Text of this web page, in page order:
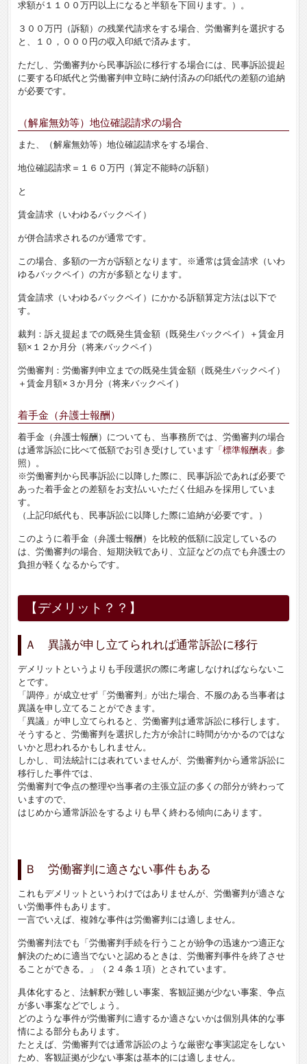
求額が１１００万円以上になると半額を下回ります。）。
３００万円（訴額）の残業代請求をする場合、労働審判を選択する
と、１０，０００円の収入印紙で済みます。
ただし、労働審判から民事訴訟に移行する場合には、民事訴訟提起
に要する印紙代と労働審判申立時に納付済みの印紙代の差額の追納
が必要です。
（解雇無効等）地位確認請求の場合
また、（解雇無効等）地位確認請求をする場合、
地位確認請求＝１６０万円（算定不能時の訴額）
と
賃金請求（いわゆるバックペイ）
が併合請求されるのが通常です。
この場合、多額の一方が訴額となります。※通常は賃金請求（いわ
ゆるバックペイ）の方が多額となります。
賃金請求（いわゆるバックペイ）にかかる訴額算定方法は以下で
す。
裁判：訴え提起までの既発生賃金額（既発生バックペイ）＋賃金月
額× １２か月分 （将来バックペイ）
労働審判：労働審判申立までの既発生賃金額（既発生バックペイ）
＋賃金月額× ３か月分 （将来バックペイ）
着手金（弁護士報酬）
着手金（弁護士報酬）についても、当事務所では、労働審判の場合
は通常訴訟に比べて低額でお引き受けしています 「標準報酬表」参
照）。
※労働審判から民事訴訟に以降した際に、民事訴訟であれば必要で
あった着手金との差額をお支払いいただく仕組みを採用していま
す。
（上記印紙代も、民事訴訟に以降した際に追納が必要です。）
このように着手金（弁護士報酬）を比較的低額に設定しているの
は、労働審判の場合、短期決戦であり、立証などの点でも弁護士の
負担が軽くなるからです。
【デメリット？？】
Ａ 異議が申し立てられれば通常訴訟に移行
デメリットというよりも手段選択の際に考慮しなければならないこ
とです。
「調停」が成立せず「労働審判」が出た場合、不服のある当事者は
異議を申し立てることができます。
「異議」が申し立てられると、労働審判は通常訴訟に移行します。
そうすると、労働審判を選択した方が余計に時間がかかるのではな
いかと思われるかもしれません。
しかし、司法統計には表れていませんが、労働審判から通常訴訟に
移行した事件では、
労働審判で争点の整理や当事者の主張立証の多くの部分が終わって
いますので、
はじめから通常訴訟をするよりも早く終わる傾向にあります。
Ｂ 労働審判に適さない事件もある
これもデメリットというわけではありませんが、労働審判が適さな
い労働事件もあります。
一言でいえば、複雑な事件は労働審判には適しません。
労働審判法でも「労働審判手続を行うことが紛争の迅速かつ適正な
解決のために適当でないと認めるときは、労働審判事件を終了させ
ることができる。」（２４条１項）とされています。
具体化すると、法解釈が難しい事案、客観証拠が少ない事案、争点
が多い事案などでしょう。
どのような事件が労働審判に適するか適さないかは個別具体的な事
情による部分もあります。
たとえば、労働審判では通常訴訟のような厳密な事実認定をしない
ため、客観証拠が少ない事案は基本的には適しません。